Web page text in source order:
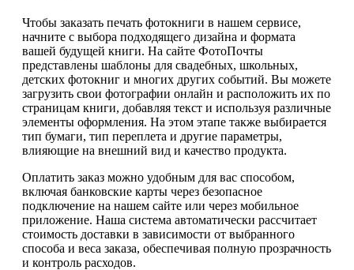
Чтобы заказать печать фотокниги в нашем сервисе,
начните с выбора подходящего дизайна и формата
вашей будущей книги. На сайте ФотоПочты
представлены шаблоны для свадебных, школьных,
детских фотокниг и многих других событий. Вы можете
загрузить свои фотографии онлайн и расположить их по
страницам книги, добавляя текст и используя различные
элементы оформления. На этом этапе также выбирается
тип бумаги, тип переплета и другие параметры,
влияющие на внешний вид и качество продукта.
Оплатить заказ можно удобным для вас способом,
включая банковские карты через безопасное
подключение на нашем сайте или через мобильное
приложение. Наша система автоматически рассчитает
стоимость доставки в зависимости от выбранного
способа и веса заказа, обеспечивая полную прозрачность
и контроль расходов.